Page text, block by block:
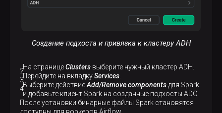
Создание подхоста и привязка к кластеру ADH
На страницеClusters выберите нужный кластер ADH.
Перейдите на вкладкуServices.
Выберите действиеAdd/Remove componentsдля Spark
и добавьте клиент Spark на созданные подхосты ADO.
После установки бинарные файлы Spark становятся